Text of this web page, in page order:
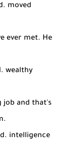
moved
ever met. He
wealthy
job and that's
intelligence